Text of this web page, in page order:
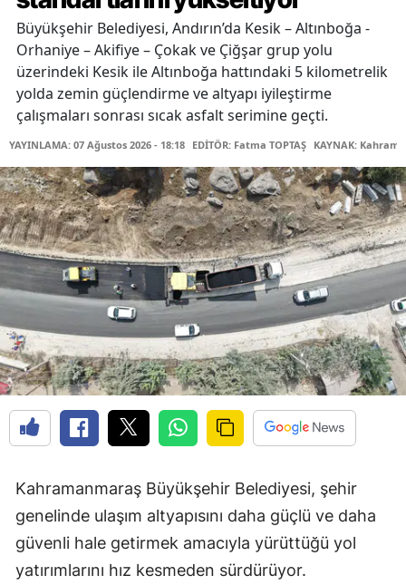
Büyükşehir Belediyesi, Andırın’da Kesik – Altınboğa -
Orhaniye – Akifiye – Çokak ve Çiğşar grup yolu
üzerindeki Kesik ile Altınboğa hattındaki 5 kilometrelik
yolda zemin güçlendirme ve altyapı iyileştirme
çalışmaları sonrası sıcak asfalt serimine geçti.
YAYINLAMA: 07 Ağustos 2026 - 18:18 EDİTÖR: Fatma TOPTAŞ KAYNAK:
Kahramanmaraş Büyükşehir Belediyesi, şehir
genelinde ulaşım altyapısını daha güçlü ve daha
güvenli hale getirmek amacıyla yürüttüğü yol
yatırımlarını hız kesmeden sürdürüyor.